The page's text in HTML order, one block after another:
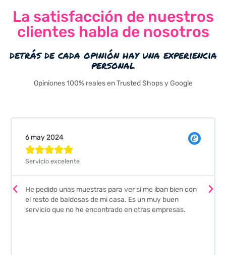
La satisfacción de nuestros
clientes habla de nosotros
detrás de cada opinión hay una experiencia
personal
Opiniones 100% reales en Trusted Shops y Google
para ver si me iban bien con
mi casa. Es un muy buen
en otras empresas.
Valeria Comellas
envío fue perfecto pero
que nos han hecho. Nos
escoger los azulejos. Lo